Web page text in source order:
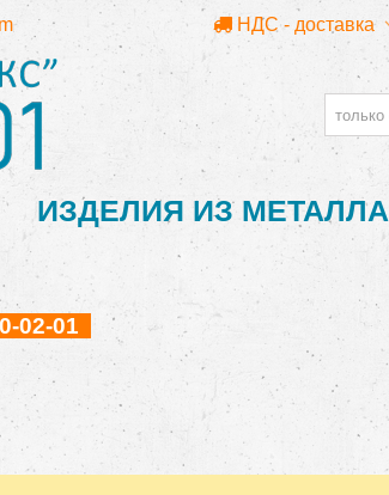
НДС - доставка
ИЗДЕЛИЯ ИЗ МЕТАЛЛА
02-01